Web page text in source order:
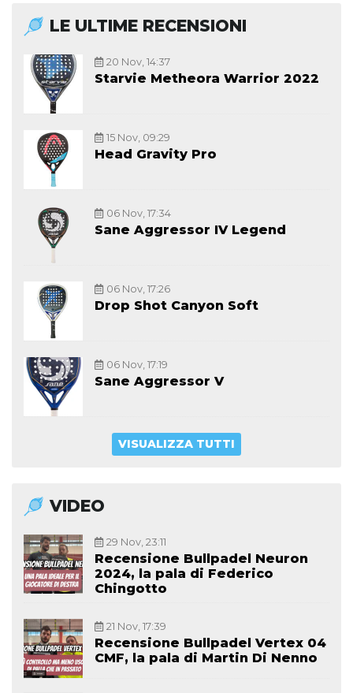
LE ULTIME RECENSIONI
20 Nov, 14:37
Starvie Metheora Warrior 2022
15 Nov, 09:29
Head Gravity Pro
06 Nov, 17:34
Sane Aggressor IV Legend
06 Nov, 17:26
Drop Shot Canyon Soft
06 Nov, 17:19
Sane Aggressor V
VISUALIZZA TUTTI
VIDEO
29 Nov, 23:11
Recensione Bullpadel Neuron
2024, la pala di Federico
Chingotto
21 Nov, 17:39
Recensione Bullpadel Vertex 04
CMF, la pala di Martin Di Nenno